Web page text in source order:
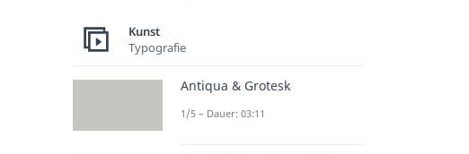
Kunst
Typografie
Antiqua & Grotesk
1/5 – Dauer: 03:11